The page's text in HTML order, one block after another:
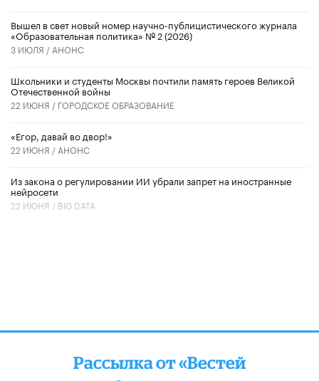
Вышел в свет новый номер научно-публицистического журнала
«Образовательная политика» № 2 (2026)
3 ИЮЛЯ / АНОНС
Школьники и студенты Москвы почтили память героев Великой
Отечественной войны
22 ИЮНЯ / ГОРОДСКОЕ ОБРАЗОВАНИЕ
«Егор, давай во двор!»
22 ИЮНЯ / АНОНС
Из закона о регулировании ИИ убрали запрет на иностранные
нейросети
22 ИЮНЯ / BIG DATA
Рассылка от «Вестей